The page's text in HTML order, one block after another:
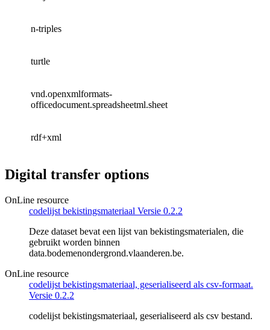
n-triples
turtle
vnd.openxmlformats-
officedocument.spreadsheetml.sheet
rdf+xml
Digital transfer options
OnLine resource
codelijst bekistingsmateriaal Versie 0.2.2
Deze dataset bevat een lijst van bekistingsmaterialen, die
gebruikt worden binnen
data.bodemenondergrond.vlaanderen.be.
OnLine resource
codelijst bekistingsmateriaal, geserialiseerd als csv-formaat.
Versie 0.2.2
codelijst bekistingsmateriaal, geserialiseerd als csv bestand.